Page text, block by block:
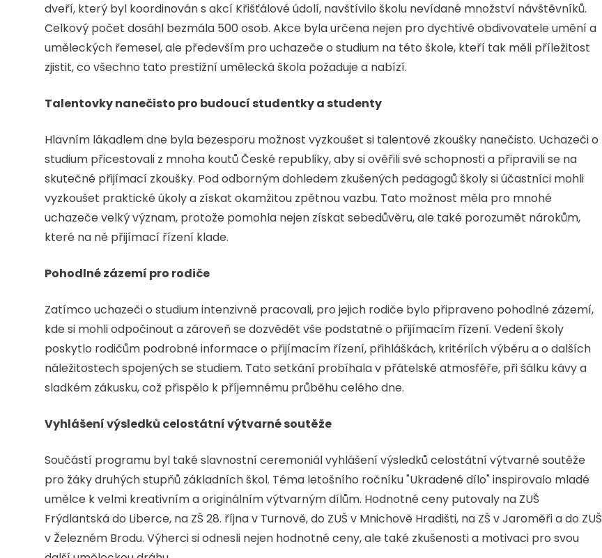
dveří, který byl koordinován s akcí Křišťálové údolí, navštívilo školu nevídané množství návštěvníků.
Celkový počet dosáhl bezmála 500 osob. Akce byla určena nejen pro dychtivé obdivovatele umění a
uměleckých řemesel, ale především pro uchazeče o studium na této škole, kteří tak měli příležitost
zjistit, co všechno tato prestižní umělecká škola požaduje a nabízí.
Talentovky nanečisto pro budoucí studentky a studenty
Hlavním lákadlem dne byla bezesporu možnost vyzkoušet si talentové zkoušky nanečisto. Uchazeči o
studium přicestovali z mnoha koutů České republiky, aby si ověřili své schopnosti a připravili se na
skutečné přijímací zkoušky. Pod odborným dohledem zkušených pedagogů školy si účastníci mohli
vyzkoušet praktické úkoly a získat okamžitou zpětnou vazbu. Tato možnost měla pro mnohé
uchazeče velký význam, protože pomohla nejen získat sebedůvěru, ale také porozumět nárokům,
které na ně přijímací řízení klade.
Pohodlné zázemí pro rodiče
Zatímco uchazeči o studium intenzivně pracovali, pro jejich rodiče bylo připraveno pohodlné zázemí,
kde si mohli odpočinout a zároveň se dozvědět vše podstatné o přijímacím řízení. Vedení školy
poskytlo rodičům podrobné informace o přijímacím řízení, přihláškách, kritériích výběru a o dalších
náležitostech spojených se studiem. Tato setkání probíhala v přátelské atmosféře, při šálku kávy a
sladkém zákusku, což přispělo k příjemnému průběhu celého dne.
Vyhlášení výsledků celostátní výtvarné soutěže
Součástí programu byl také slavnostní ceremoniál vyhlášení výsledků celostátní výtvarné soutěže
pro žáky druhých stupňů základních škol. Téma letošního ročníku "Ukradené dílo" inspirovalo mladé
umělce k velmi kreativním a originálním výtvarným dílům. Hodnotné ceny putovaly na ZUŠ
Frýdlantská do Liberce, na ZŠ 28. října v Turnově, do ZUŠ v Mnichově Hradišti, na ZŠ v Jaroměři a do ZUŠ
v Železném Brodu. Výherci si odnesli nejen hodnotné ceny, ale také zkušenosti a motivaci pro svou